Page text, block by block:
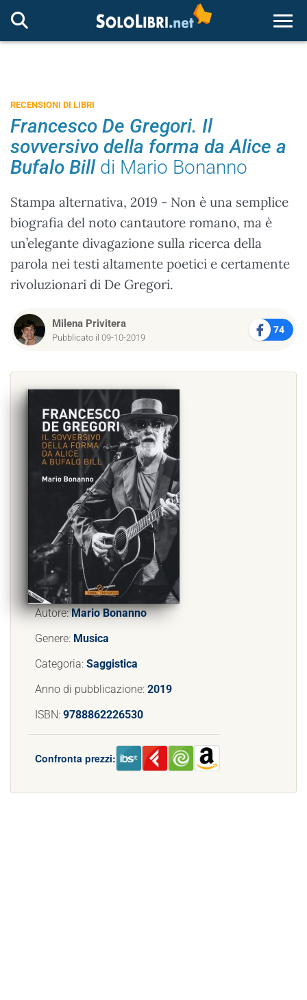
RECENSIONI DI LIBRI
Francesco De Gregori. Il
sovversivo della forma da Alice a
Bufalo Billdi Mario Bonanno
Stampa alternativa, 2019 - Non è una semplice
biografia del noto cantautore romano, ma è
un’elegante divagazione sulla ricerca della
parola nei testi altamente poetici e certamente
rivoluzionari di De Gregori.
Milena Privitera
Pubblicato il 09-10-2019
74
Autore:Mario Bonanno
Genere: Musica
Categoria: Saggistica
Anno di pubblicazione: 2019
ISBN: 9788862226530
Confronta prezzi: